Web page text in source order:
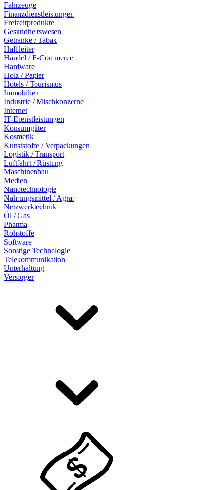
Fahrzeuge
Finanzdienstleistungen
Freizeitprodukte
Gesundheitswesen
Getränke / Tabak
Halbleiter
Handel / E-Commerce
Hardware
Holz / Papier
Hotels / Tourismus
Immobilien
Industrie / Mischkonzerne
Internet
IT-Dienstleistungen
Konsumgüter
Kosmetik
Kunststoffe / Verpackungen
Logistik / Transport
Luftfahrt / Rüstung
Maschinenbau
Medien
Nanotechnologie
Nahrungsmittel / Agrar
Netzwerktechnik
Öl / Gas
Pharma
Rohstoffe
Software
Sonstige Technologie
Telekommunikation
Unterhaltung
Versorger